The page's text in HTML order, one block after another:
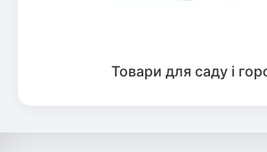
Товари для саду і